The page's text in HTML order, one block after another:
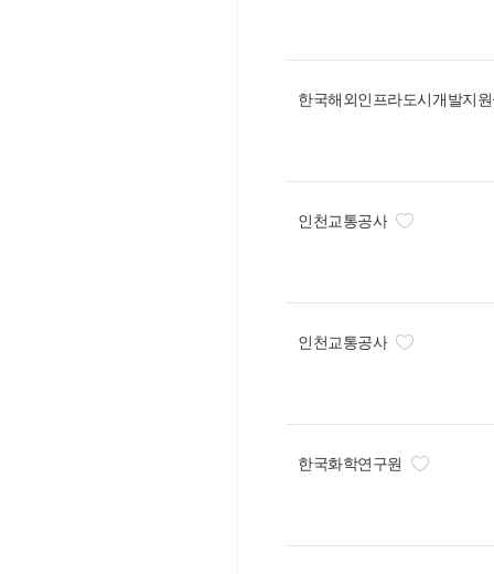
한국해외인프라도시개발지
인천교통공사
인천교통공사
한국화학연구원